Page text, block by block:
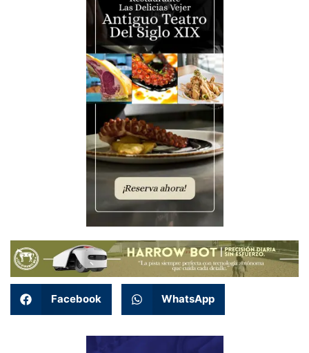
Facebook WhatsApp